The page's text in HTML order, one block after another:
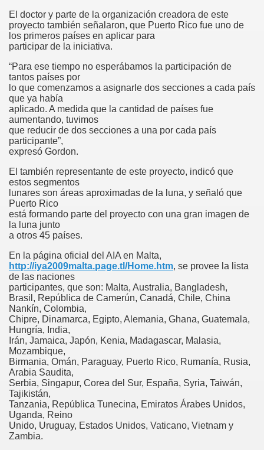
El doctor y parte de la organización creadora de este
proyecto también señalaron, que Puerto Rico fue uno de
los primeros países en aplicar para
participar de la iniciativa.
“Para ese tiempo no esperábamos la participación de
tantos países por
lo que comenzamos a asignarle dos secciones a cada país
que ya había
aplicado. A medida que la cantidad de países fue
aumentando, tuvimos
que reducir de dos secciones a una por cada país
participante”,
expresó Gordon.
El también representante de este proyecto, indicó que
estos segmentos
lunares son áreas aproximadas de la luna, y señaló que
Puerto Rico
está formando parte del proyecto con una gran imagen de
la luna junto
a otros 45 países.
En la página oficial del AIA en Malta,
http://iya2009malta.page.tl/Home.htm, se provee la lista
de las naciones
participantes, que son: Malta, Australia, Bangladesh,
Brasil, República de Camerún, Canadá, Chile, China
Nankín, Colombia,
Chipre, Dinamarca, Egipto, Alemania, Ghana, Guatemala,
Hungría, India,
Irán, Jamaica, Japón, Kenia, Madagascar, Malasia,
Mozambique,
Birmania, Omán, Paraguay, Puerto Rico, Rumanía, Rusia,
Arabia Saudita,
Serbia, Singapur, Corea del Sur, España, Syria, Taiwán,
Tajikistán,
Tanzania, República Tunecina, Emiratos Árabes Unidos,
Uganda, Reino
Unido, Uruguay, Estados Unidos, Vaticano, Vietnam y
Zambia.
10.05.09
di Puerto Rico 15.06.09